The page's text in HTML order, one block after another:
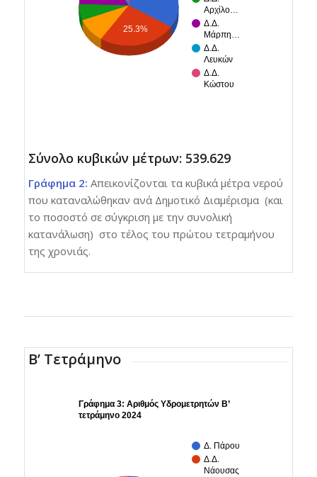
Αρχίλο…
Δ.Δ.
Μάρπη…
Δ.Δ.
Λευκών
Δ.Δ.
Κώστου
25.3%
Σύνολο κυβικών μέτρων: 539.629
Γράφημα 2: Απεικονίζονται τα κυβικά μέτρα νερού
που καταναλώθηκαν ανά Δημοτικό Διαμέρισμα (και
το ποσοστό σε σύγκριση με την συνολική
κατανάλωση) στο τέλος του πρώτου τετραμήνου
της χρονιάς.
Β’ Τετράμηνο
Γράφημα 3: Αριθμός Υδρομετρητών Β’
τετράμηνο 2024
Δ. Πάρου
Δ.Δ.
Νάουσας